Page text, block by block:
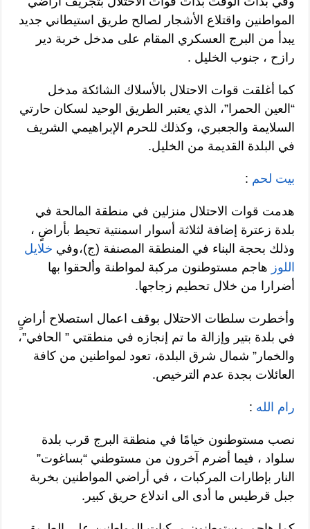
المواطنين واقتلاع الأشجار لصالح طريق استيطاني جديد
يبدأ من البرج العسكري المقام على مدخل خربة دير
رازح ، جنوب الخليل .
كما أغلقت قوات الاحتلال بالأسلاك الشائكة مدخل
“العين الحمرا”، الذي يعتبر الطريق الوحيد لسكان حارتي
السلايمة والجعبري، وكذلك للحرم الإبراهيمي الشريف
في البلدة القديمة من الخليل.
بيت لحم :
هدمت قوات الاحتلال منزلين في منطقة المالحة في
بلدة زعترة إضافة لثلاثة أسوار اسمنتية تحيط بأراضٍ ،
وذلك بحجة البناء في المنطقة المصنفة (ج)،وفي خلايل
اللوز هاجم مستوطنون مركبة لمواطنة وألحقوا بها
أضرارا من خلال تحطيم زجاجها.
وأخطرت سلطات الاحتلال بوقف اعمال استصلاح أراضٍ
في بلدة بتير وإزالة ما تم إنجازه في منطقتي ” الحافي”،
والخمار” شمال شرق البلدة، تعود لمواطنين من كافة
العائلات بجدة عدم الترخيص.
رام الله :
نصب مستوطنون خيامًا في منطقة البرج قرب بلدة
سلواد ، فيما أضرم آخرون من مستوطني “بساغوت”
النار بإطارات المركبات ، في أراضي المواطنين بخربة
جبل قرطيس ما أدى الى اندلاع حريق كبير.